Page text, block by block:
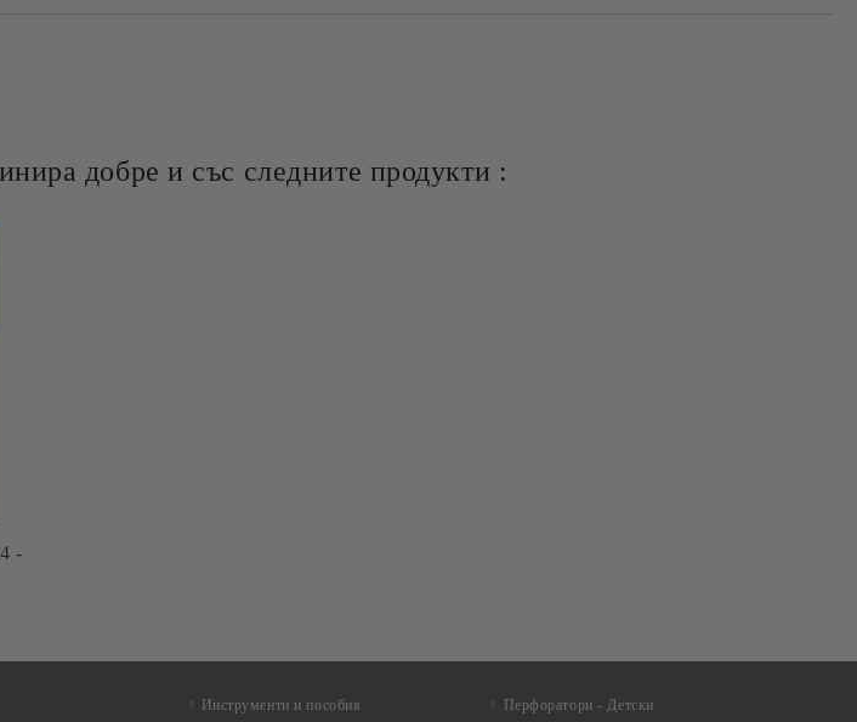
добре и със следните продукти :
-
Инструменти и пособия
Перфоратори - Детски